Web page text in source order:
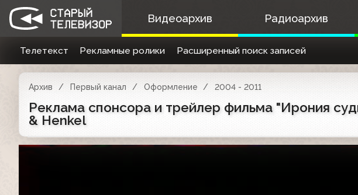
Видеоархив Радиоархив
Телетекст Рекламные ролики Расширенный поиск записей
Архив Первый канал Оформление 2004 - 2011
Реклама спонсора и трейлер фильма "Ирония
& Henkel